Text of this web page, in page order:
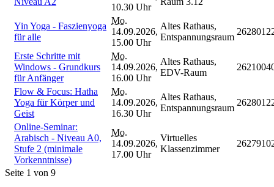
10.30 Uhr
Yin Yoga - Faszienyoga
für alle
Mo.
14.09.2026,
15.00 Uhr
Altes Rathaus,
Entspannungsraum
Erste Schritte mit
Windows - Grundkurs
für Anfänger
Mo.
14.09.2026,
16.00 Uhr
Altes Rathaus,
EDV-Raum
Flow & Focus: Hatha
Yoga für Körper und
Geist
Mo.
14.09.2026,
16.30 Uhr
Altes Rathaus,
Entspannungsraum
Online-Seminar:
Arabisch - Niveau A0,
Stufe 2 (minimale
Vorkenntnisse)
Mo.
14.09.2026,
17.00 Uhr
Virtuelles
Klassenzimmer
Seite 1 von 9